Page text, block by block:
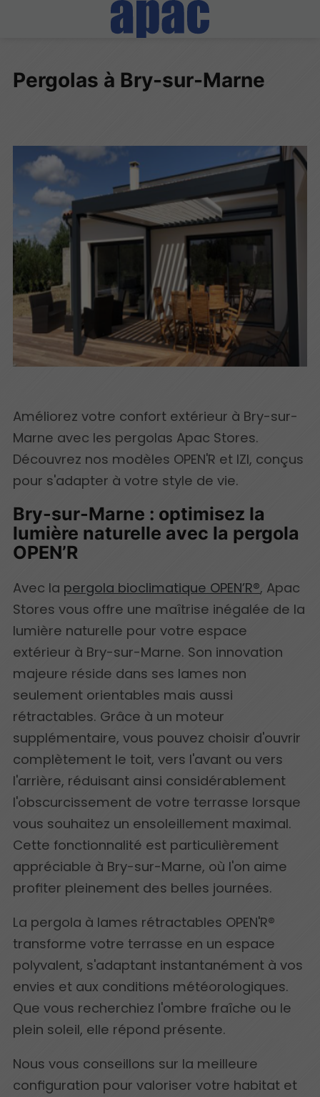
Pergolas à Bry-sur-Marne
Améliorez votre confort extérieur à Bry-sur-
Marne avec les pergolas Apac Stores.
Découvrez nos modèles OPEN'R et IZI, conçus
pour s'adapter à votre style de vie.
Bry-sur-Marne : optimisez la
lumière naturelle avec la pergola
OPEN’R
Avec la pergola bioclimatique OPEN’R®, Apac
Stores vous offre une maîtrise inégalée de la
lumière naturelle pour votre espace
extérieur à Bry-sur-Marne. Son innovation
majeure réside dans ses lames non
seulement orientables mais aussi
rétractables. Grâce à un moteur
supplémentaire, vous pouvez choisir d'ouvrir
complètement le toit, vers l'avant ou vers
l'arrière, réduisant ainsi considérablement
l'obscurcissement de votre terrasse lorsque
vous souhaitez un ensoleillement maximal.
Cette fonctionnalité est particulièrement
appréciable à Bry-sur-Marne, où l'on aime
profiter pleinement des belles journées.
La pergola à lames rétractables OPEN'R®
transforme votre terrasse en un espace
polyvalent, s'adaptant instantanément à vos
envies et aux conditions météorologiques.
Que vous recherchiez l'ombre fraîche ou le
plein soleil, elle répond présente.
Nous vous conseillons sur la meilleure
configuration pour valoriser votre habitat et